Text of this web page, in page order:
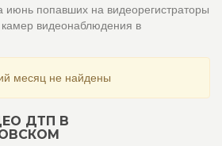
попавших на видеорегистраторы
видеонаблюдения в
месяц не найдены
ДТП В